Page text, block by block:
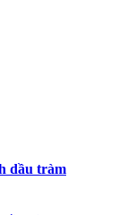
dầu tràm